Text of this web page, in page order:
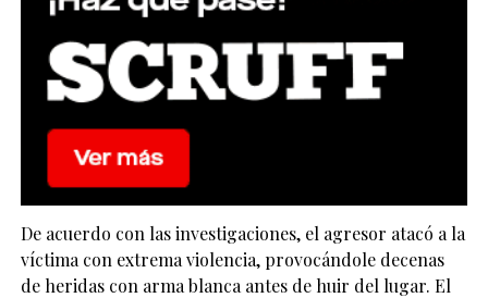
De acuerdo con las investigaciones, el agresor atacó a la
víctima con extrema violencia, provocándole decenas
de heridas con arma blanca antes de huir del lugar. El